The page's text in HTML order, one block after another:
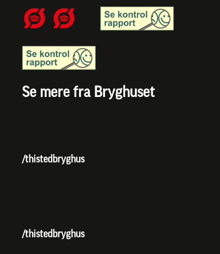
Se mere fra Bryghuset
/thistedbryghus
/thistedbryghus